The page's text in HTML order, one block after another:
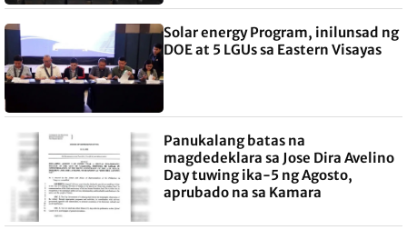
Solar energy Program, inilunsad ng
DOE at 5 LGUs sa Eastern Visayas
Panukalang batas na
magdedeklara sa Jose Dira Avelino
Day tuwing ika-5 ng Agosto,
aprubado na sa Kamara